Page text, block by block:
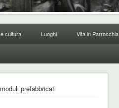
cultura Luoghi Vita in Parrocchia
prefabbricati